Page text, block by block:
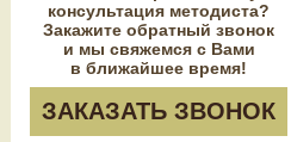
консультация методиста?
Закажите обратный звонок
и мы свяжемся с Вами
в ближайшее время!
ЗАКАЗАТЬ ЗВОНОК